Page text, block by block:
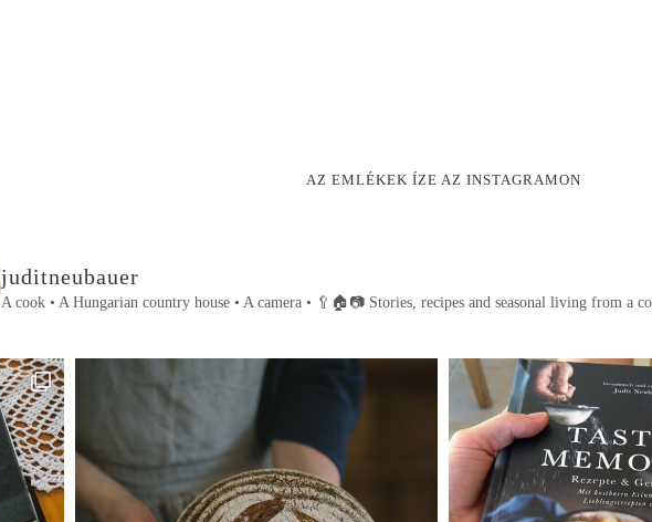
AZ EMLÉKEK ÍZE AZ INSTAGRAMON
juditneubauer
A cook • A Hungarian country house • A camera • 🥄🏠📷Stories, recipes and seasonal living from a